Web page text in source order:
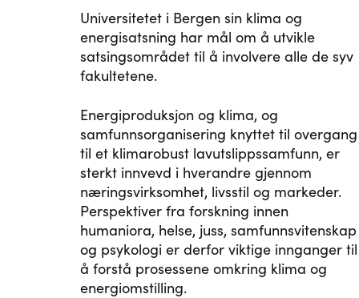
Universitetet i Bergen sin klima og
energisatsning har mål om å utvikle
satsingsområdet til å involvere alle de syv
fakultetene.
Energiproduksjon og klima, og
samfunnsorganisering knyttet til overgang
til et klimarobust lavutslippssamfunn, er
sterkt innvevd i hverandre gjennom
næringsvirksomhet, livsstil og markeder.
Perspektiver fra forskning innen
humaniora, helse, juss, samfunnsvitenskap
og psykologi er derfor viktige innganger til
å forstå prosessene omkring klima og
energiomstilling.